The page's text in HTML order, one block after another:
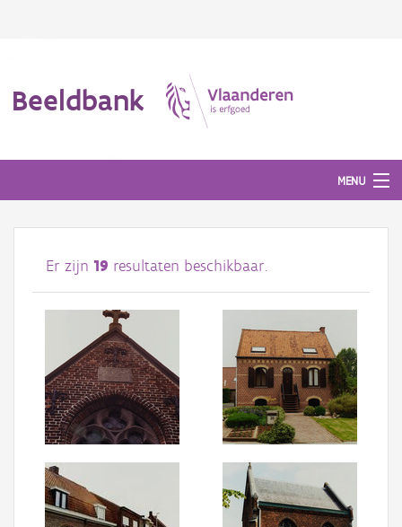
Beeldbank
MENU
Afbeeldingen
#BeeldIndeKijker
Over ons
Aanmelden
Er zijn 19 resultaten beschikbaar.